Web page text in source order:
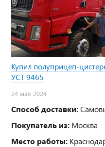
Купил полуприцеп-
УСТ 9465
24 мая 2024
Способ доставки:
Покупатель из: Москва
Место работы: